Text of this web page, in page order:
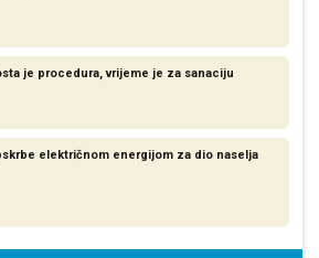
je procedura, vrijeme je za sanaciju
električnom energijom za dio naselja